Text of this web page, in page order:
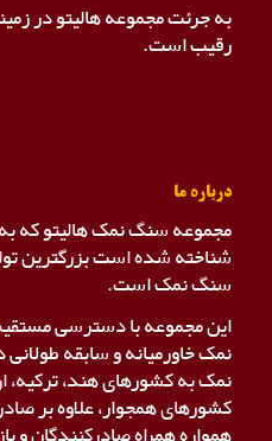
به جرئت مجموعه هالیتو در
رقیب است.
درباره ما
مجموعه سنگ نمک هالیتو که
شناخته شده است بزرگترین
سنگ نمک است.
این مجموعه با دسترسی
نمک خاورمیانه و سابقه
نمک به کشورهای هند، ترکیه،
کشورهای همجوار، علاوه بر